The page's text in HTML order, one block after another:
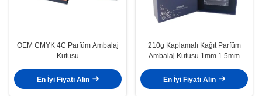
OEM CMYK 4C Parfüm Ambalaj
Kutusu
En İyi Fiyatı Alın
210g Kaplamalı Kağıt Parfüm
Ambalaj Kutusu 1mm 1.5mm
En İyi Fiyatı Alın